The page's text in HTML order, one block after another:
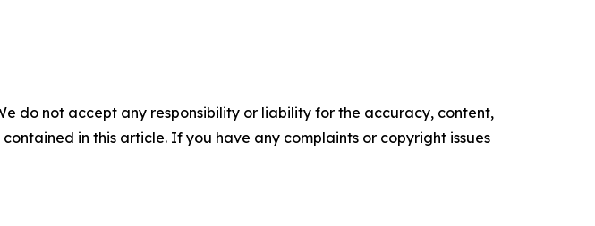
do not accept any responsibility or liability for the accuracy, content,
in this article. If you have any complaints or copyright issues